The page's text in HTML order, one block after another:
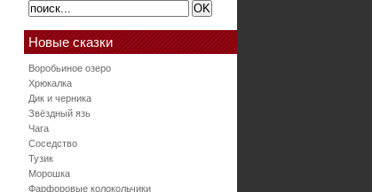
Новые сказки
Воробьиное озеро
Хрюкалка
Дик и черника
Звёздный язь
Чага
Соседство
Тузик
Морошка
Фарфоровые колокольчики